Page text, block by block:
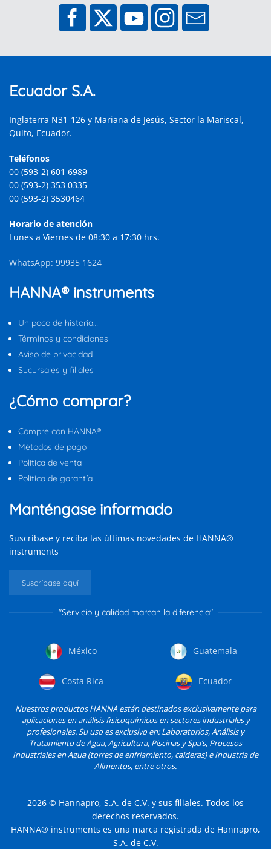
Ecuador S.A.
Inglaterra N31-126 y Mariana de Jesús, Sector la Mariscal,
Quito, Ecuador.
Teléfonos
00 (593-2) 601 6989
00 (593-2) 353 0335
00 (593-2) 3530464
Horario de atención
Lunes a Viernes de 08:30 a 17:30 hrs.
WhatsApp: 99935 1624
HANNA® instruments
Un poco de historia…
Términos y condiciones
Aviso de privacidad
Sucursales y filiales
¿Cómo comprar?
Compre con HANNA®
Métodos de pago
Política de venta
Política de garantía
Manténgase informado
Suscríbase y reciba las últimas novedades de HANNA®
instruments
Suscríbase aquí
"Servicio y calidad marcan la diferencia"
México Guatemala
Costa Rica Ecuador
Nuestros productos HANNA están destinados exclusivamente para
aplicaciones en análisis fisicoquímicos en sectores industriales y
profesionales. Su uso es exclusivo en: Laboratorios, Análisis y
Tratamiento de Agua, Agricultura, Piscinas y Spa’s, Procesos
Industriales en Agua (torres de enfriamiento, calderas) e Industria de
Alimentos, entre otros.
2026 © Hannapro, S.A. de C.V. y sus filiales. Todos los
derechos reservados.
HANNA® instruments es una marca registrada de Hannapro,
S.A. de C.V.